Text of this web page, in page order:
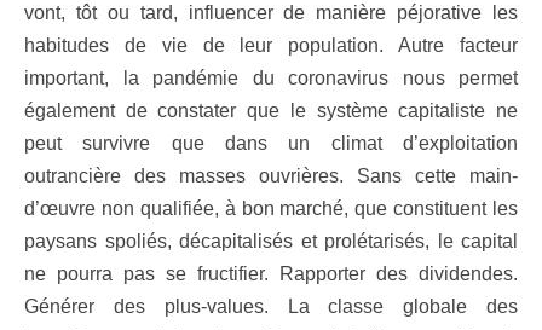
vont, tôt ou tard, influencer de manière péjorative les
habitudes de vie de leur population. Autre facteur
important, la pandémie du coronavirus nous permet
également de constater que le système capitaliste ne
peut survivre que dans un climat d’exploitation
outrancière des masses ouvrières. Sans cette main-
d’œuvre non qualifiée, à bon marché, que constituent les
paysans spoliés, décapitalisés et prolétarisés, le capital
ne pourra pas se fructifier. Rapporter des dividendes.
Générer des plus-values. La classe globale des